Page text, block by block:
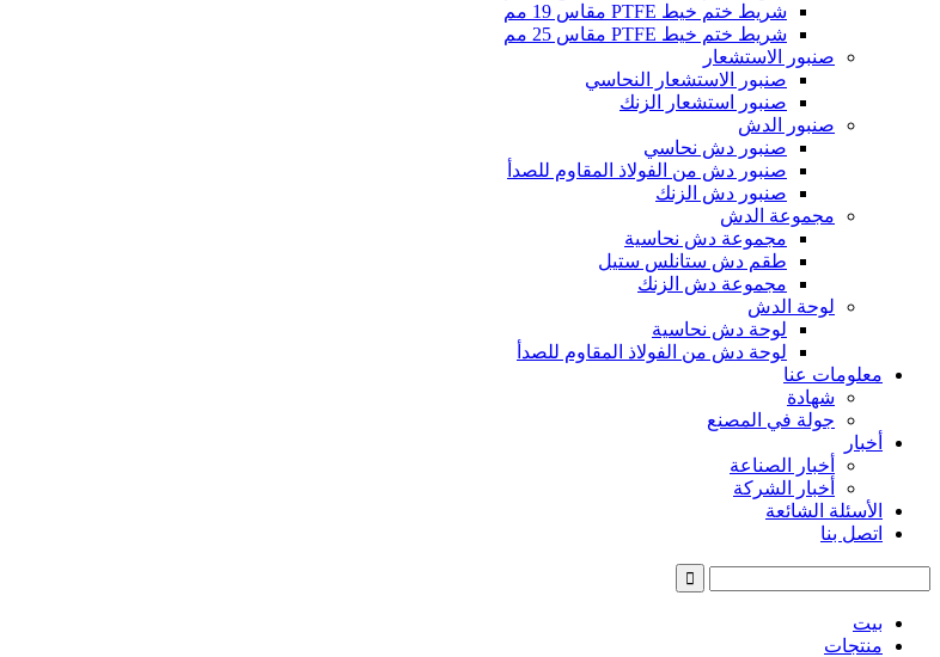
شريط ختم خيط PTFE مقاس 19 مم
شريط ختم خيط PTFE مقاس 25 مم
صنبور الاستشعار
صنبور الاستشعار النحاسي
صنبور استشعار الزنك
صنبور الدش
صنبور دش نحاسي
صنبور دش من الفولاذ المقاوم للصدأ
صنبور دش الزنك
مجموعة الدش
مجموعة دش نحاسية
طقم دش ستانلس ستيل
مجموعة دش الزنك
لوحة الدش
لوحة دش نحاسية
لوحة دش من الفولاذ المقاوم للصدأ
معلومات عنا
شهادة
جولة في المصنع
أخبار
أخبار الصناعة
أخبار الشركة
الأسئلة الشائعة
اتصل بنا
بيت
منتجات